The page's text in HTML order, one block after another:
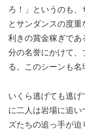
ろ！」というのも
とサンダンスの度
利きの賞金稼ぎであ
分の名誉にかけて、
る。このシーンも名
いくら逃げても逃
に二人は岩場に追
ズたちの追っ手が